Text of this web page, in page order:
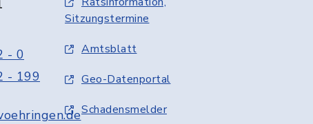
- 0
- 199
Sitzungstermine
Amtsblatt
Geo-Datenportal
Schadensmelder